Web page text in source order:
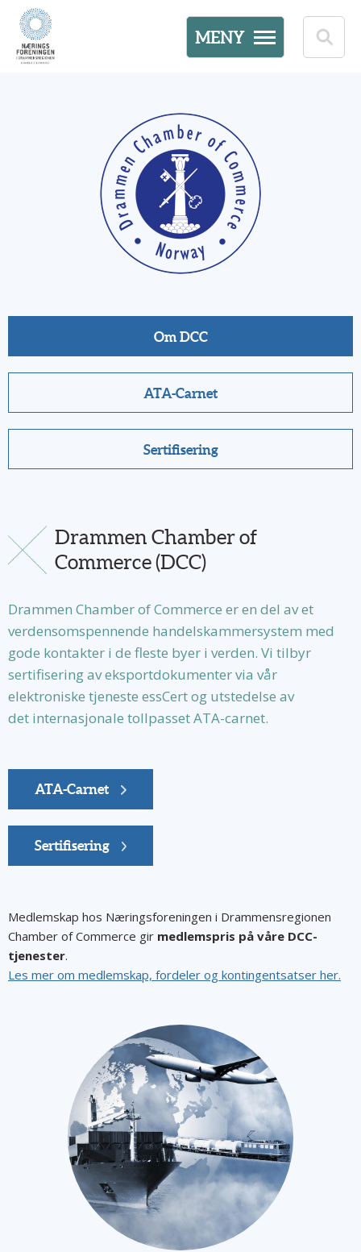
MENY
Om DCC
ATA-Carnet
Sertifisering
Drammen Chamber of
Commerce (DCC)
Drammen Chamber of Commerce er en del av et
verdensomspennende handelskammersystem med
gode kontakter i de fleste byer i verden. Vi tilbyr
sertifisering av eksportdokumenter via vår
elektroniske tjeneste essCert og utstedelse av
det internasjonale tollpasset ATA-carnet.
ATA-Carnet
Sertifisering
Medlemskap hos Næringsforeningen i Drammensregionen
Chamber of Commerce gir medlemspris på våre DCC-
tjenester.
Les mer om medlemskap, fordeler og kontingentsatser her.